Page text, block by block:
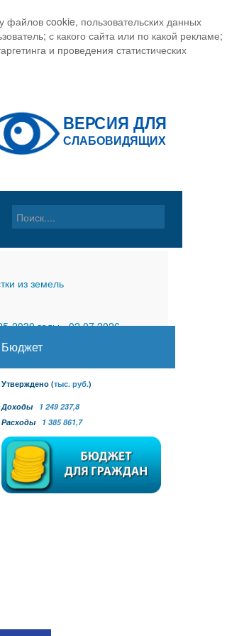
файлов cookie, пользовательских данных
с какого сайта или по какой рекламе;
и проведения статистических
из земель
2030 годы-02.07.2026
Бюджет
Утверждено (тыс. руб.)
Доходы 1 249 237,8
Расходы 1 385 861,7